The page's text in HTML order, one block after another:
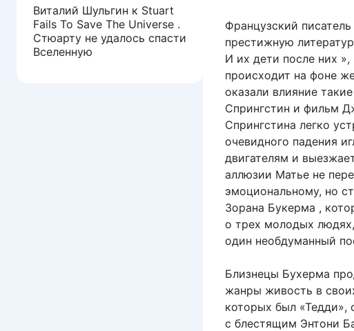
Французский
престижную
И их дети после них »,
происходит на фоне
оказали влияние
Спрингстин и фильм
Спрингстина легко
очевидного падения
двигателям и
аллюзии Матье не
эмоциональному, но
Зорана Букерма ,
о трех молодых
один необдуманный
Близнецы Бухерма
жанры живость в
которых был «Тедди»,
с блестящим Энтони
Виталий Шульгин к Stuart
Fails To Save The Universe .
Стюарту не удалось спасти
Вселенную